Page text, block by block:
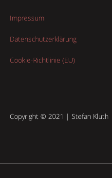
Impressum
Datenschutzerklärung
Cookie-Richtlinie (EU)
Copyright © 2021 | Stefan Kluth